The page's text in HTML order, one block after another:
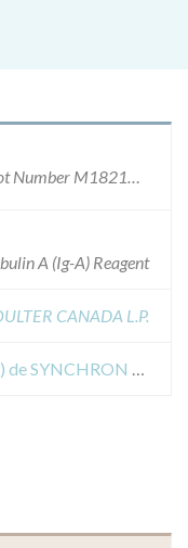
Model Catalog: 467920 (Lot serial: Lot Number M182164); Model Catalog: 467920 (Lot serial: Lot Number M902345); Model Catalog: 467920 (Lot serial: Lot Number M909608); Model Catalog: 467920 (Lot serial: Lot Number M904324); Model Catalog: 467920 (Lot serial: Lot Number M810152); Model Catalog: 467920 (Lot serial: Lot Number M808240)
A (Ig-A) Reagent
CANADA L.P.
Retiro De Equipo (Recall) de SYNCHRON LX SYSTEMS IG-A REAGENT